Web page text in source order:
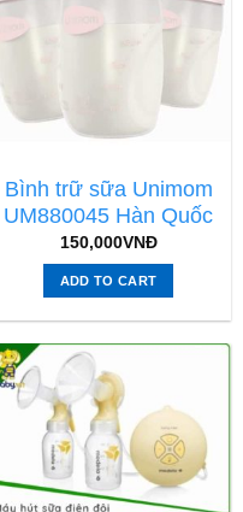
Bình trữ sữa Unimom
UM880045 Hàn Quốc
150,000VNĐ
ADD TO CART